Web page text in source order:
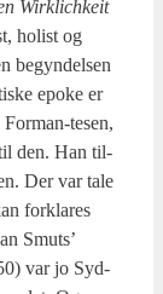
Wirkli­chkeit
holist og
begyn­del­sen
epo­ke er
tesen,
den. Han til­
Der var tale
for­kla­res
Smuts’
var jo Syd­